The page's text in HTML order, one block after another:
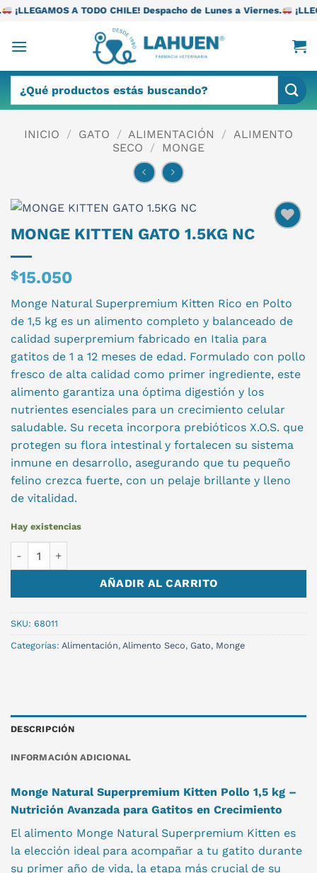
Saltar
contenido
TODO CHILE! Despacho de Lunes a Viernes. ¡LLEGAMOS A
por:
INICIO / GATO / ALIMENTACIÓN / ALIMENTO
SECO
/ MONGE
MONGE KITTEN GATO 1.5KG NC
$15.050
Monge Natural Superpremium Kitten Rico en Polto
de 1,5 kg es un alimento completo y balanceado de
calidad superpremium fabricado en Italia para
gatitos de 1 a 12 meses de edad. Formulado con pollo
fresco de alta calidad como primer ingrediente, este
alimento garantiza una óptima digestión y los
nutrientes esenciales para un crecimiento celular
saludable. Su receta incorpora prebióticos X.O.S. que
protegen su flora intestinal y fortalecen su sistema
inmune en desarrollo, asegurando que tu pequeño
felino crezca fuerte, con un pelaje brillante y lleno
de vitalidad.
Hay existencias
AÑADIR AL CARRITO
SKU: 68011
Categorías: Alimentación, Alimento Seco, Gato, Monge
DESCRIPCIÓN
INFORMACIÓN ADICIONAL
Monge Natural Superpremium Kitten Pollo 1,5 kg –
Nutrición Avanzada para Gatitos en Crecimiento
El alimento Monge Natural Superpremium Kitten es
la elección ideal para acompañar a tu gatito durante
su primer año de vida, la etapa más crucial de su